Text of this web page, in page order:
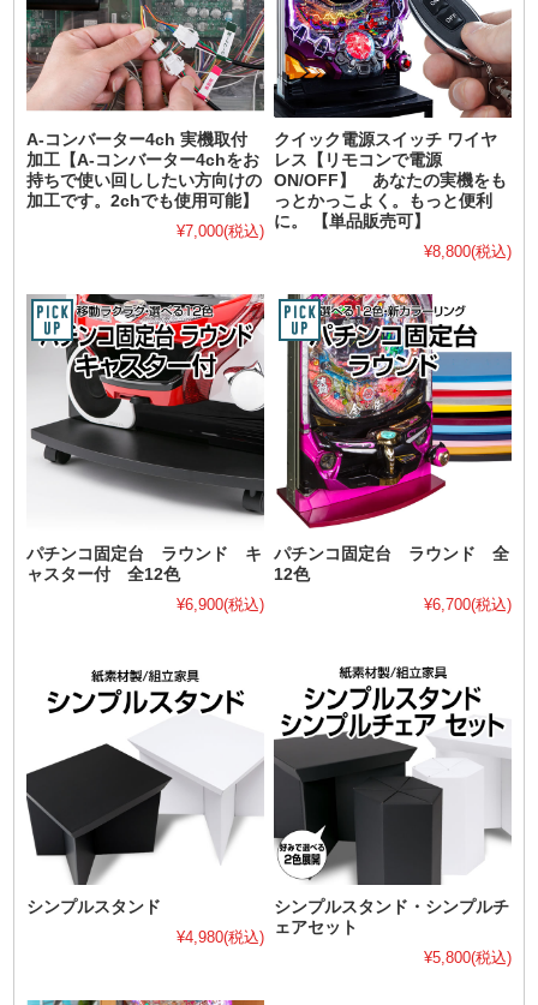
A-コンバーター4ch 実機取付
加工【A-コンバーター4chをお
持ちで使い回ししたい方向けの
加工です。2chでも使用可能】
¥7,000(税込)
クイック電源スイッチ ワイヤ
レス【リモコンで電源
ON/OFF】 あなたの実機をも
っとかっこよく。もっと便利
に。 【単品販売可】
¥8,800(税込)
パチンコ固定台 ラウンド キ
ャスター付 全12色
¥6,900(税込)
パチンコ固定台 ラウンド 全
12色
¥6,700(税込)
シンプルスタンド
¥4,980(税込)
シンプルスタンド・シンプルチ
ェアセット
¥5,800(税込)